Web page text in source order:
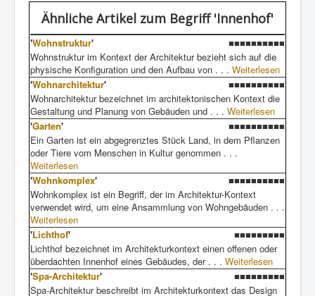
Ähnliche Artikel zum Begriff 'Innenhof'
'Wohnstruktur'
■■■■■■■■■■
Wohnstruktur im Kontext der Architektur bezieht sich auf die
physische Konfiguration und den Aufbau von . . . Weiterlesen
'Wohnarchitektur'
■■■■■■■■■■
Wohnarchitektur bezeichnet im architektonischen Kontext die
Gestaltung und Planung von Gebäuden und . . . Weiterlesen
'Garten'
■■■■■■■■■■
Ein Garten ist ein abgegrenztes Stück Land, in dem Pflanzen
oder Tiere vom Menschen in Kultur genommen . . .
Weiterlesen
'Wohnkomplex'
■■■■■■■■■■
Wohnkomplex ist ein Begriff, der im Architektur-Kontext
verwendet wird, um eine Ansammlung von Wohngebäuden . . .
Weiterlesen
'Lichthof'
■■■■■■■■■
Lichthof bezeichnet im Architekturkontext einen offenen oder
überdachten Innenhof eines Gebäudes, der . . . Weiterlesen
'Spa-Architektur'
■■■■■■■■■
Spa-Architektur beschreibt im Architekturkontext das Design